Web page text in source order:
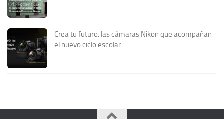
Crea tu futuro: las cámaras Nikon que acompañan
el nuevo ciclo escolar